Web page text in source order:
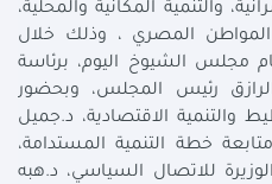
والتنمية المكانية والمحلية،
المواطن المصري ، وذلك خلال
مجلس الشيوخ اليوم، برئاسة
رئيس المجلس، وبحضور
والتنمية الاقتصادية، د.جميل
خطة التنمية المستدامة،
للاتصال السياسي، د.هبه